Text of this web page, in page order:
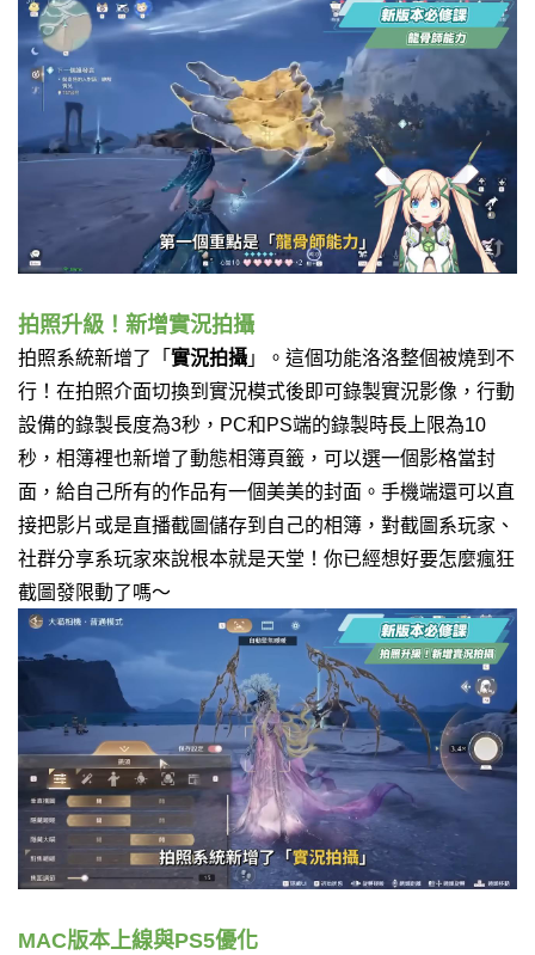
拍照升級！新增實況拍攝
拍照系統新增了「 實況拍攝 」。這個功能洛洛整個被燒到不
行！在拍照介面切換到實況模式後即可錄製實況影像，行動
設備的錄製長度為3秒，PC和PS端的錄製時長上限為10
秒，相簿裡也新增了動態相簿頁籤，可以選一個影格當封
面，給自己所有的作品有一個美美的封面。 手機端還可以直
接把影片或是直播截圖儲存到自己的相簿，對截圖系玩家、
社群分享系玩家來說根本就是天堂！你已經想好要怎麼瘋狂
截圖發限動了嗎～
MAC版本上線與PS5優化